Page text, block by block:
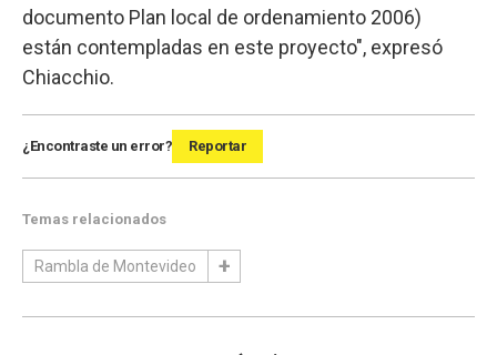
documento Plan local de ordenamiento 2006)
están contempladas en este proyecto", expresó
Chiacchio.
¿Encontraste un error? Reportar
Temas relacionados
Rambla de Montevideo